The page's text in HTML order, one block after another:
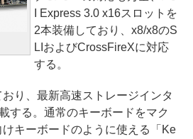
I Express 3.0 x16スロットを
2本装備しており、x8/x8のS
LIおよびCrossFireXに対応
する。
り、最新高速ストレージインタ
する。通常のキーボードをマク
キーボードのように使える「Ke